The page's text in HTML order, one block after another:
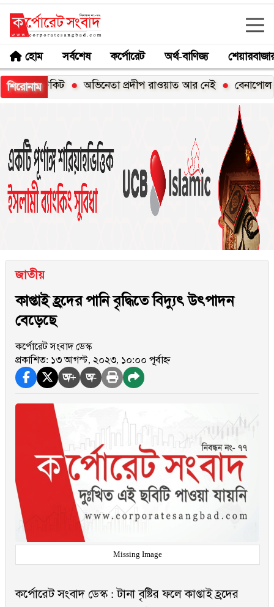
হোম সর্বশেষ কর্পোরেট অর্থ-বাণিজ্য
শিরোনামঅভিনেতা প্রদীপ রাওয়াত আর নেই বেনাপোল
জাতীয়
কাপ্তাই হ্রদের পানি বৃদ্ধিতে বিদ্যুৎ উৎপাদন
বেড়েছে
কর্পোরেট সংবাদ ডেস্ক
প্রকাশিত: ১৩ আগস্ট, ২০২৩, ১০:০০ পূর্বাহ্ন
অ+ অ-
Missing Image
কর্পোরেট সংবাদ ডেস্ক : টানা বৃষ্টির ফলে কাপ্তাই হ্রদের